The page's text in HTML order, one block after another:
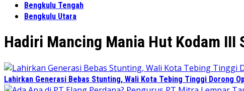
Bengkulu Tengah
Bengkulu Utara
Hadiri Mancing Mania Hut Kodam III
Lahirkan Generasi Bebas Stunting, Wali Kota Tebing Tinggi Dorong